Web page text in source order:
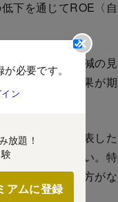
下を通じてROE〈自
政策保有株削減の見
下支えする効果が期
減益計画を発表した
し感が否めない。特
と映っても仕方がな
必要です。
ン
放題！
アムに登録